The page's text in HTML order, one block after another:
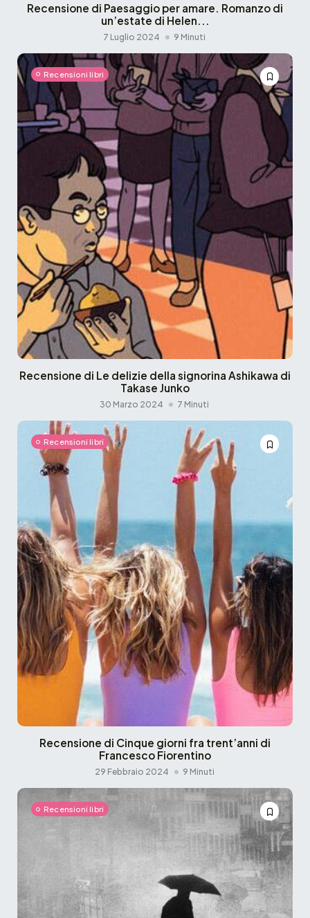
Recensione di Paesaggio per amare. Romanzo di
un’estate di Helen...
7 Luglio 2024 9 Minuti
Recensioni libri
Recensione di Le delizie della signorina Ashikawa di
Takase Junko
30 Marzo 2024 7 Minuti
Recensioni libri
Recensione di Cinque giorni fra trent’anni di
Francesco Fiorentino
29 Febbraio 2024 9 Minuti
Recensioni libri